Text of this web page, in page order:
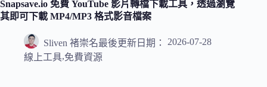
Snapsave.io 免費 YouTube 影片轉檔下載工具，透過瀏覽
其即可下載 MP4/MP3 格式影音檔案
Sliven 褚崇名最後更新日期：
2026-07-28
線上工具,免費資源